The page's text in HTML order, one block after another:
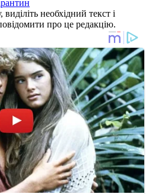
необхідний текст і
про це редакцію.